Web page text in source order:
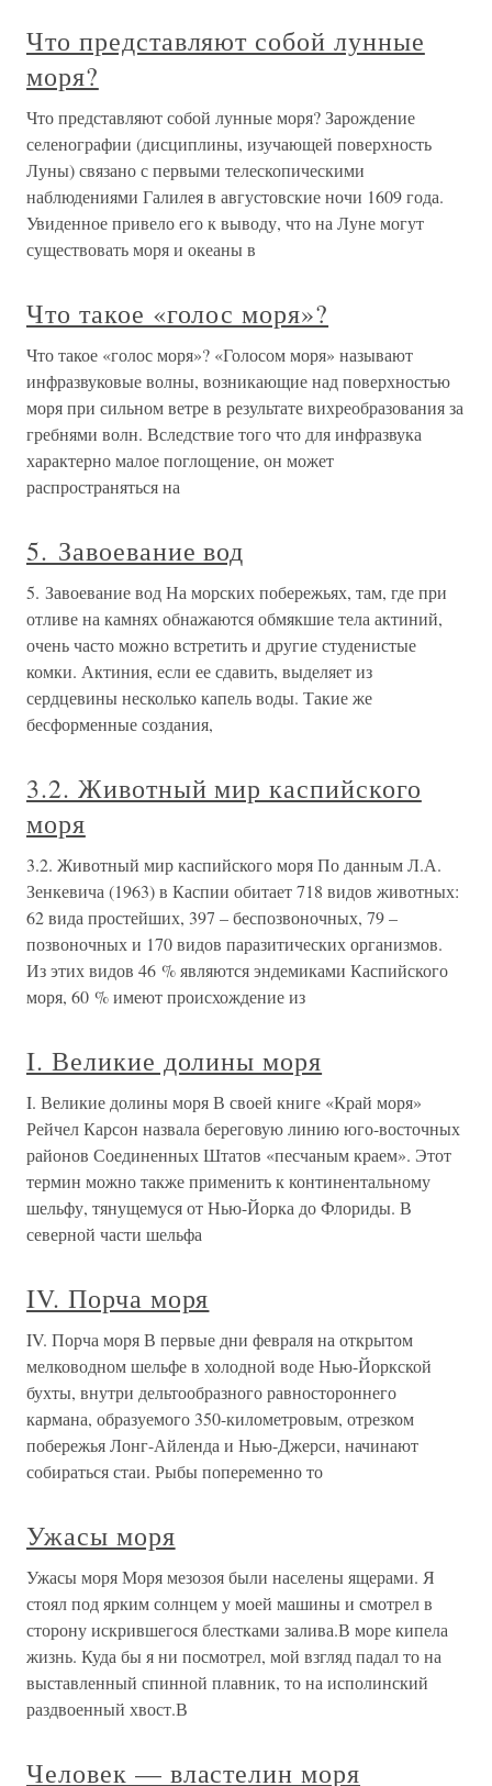
Что представляют собой лунные
моря?
Что представляют собой лунные моря? Зарождение
селенографии (дисциплины, изучающей поверхность
Луны) связано с первыми телескопическими
наблюдениями Галилея в августовские ночи 1609 года.
Увиденное привело его к выводу, что на Луне могут
существовать моря и океаны в
Что такое «голос моря»?
Что такое «голос моря»? «Голосом моря» называют
инфразвуковые волны, возникающие над поверхностью
моря при сильном ветре в результате вихреобразования за
гребнями волн. Вследствие того что для инфразвука
характерно малое поглощение, он может
распространяться на
5. Завоевание вод
5. Завоевание вод На морских побережьях, там, где при
отливе на камнях обнажаются обмякшие тела актиний,
очень часто можно встретить и другие студенистые
комки. Актиния, если ее сдавить, выделяет из
сердцевины несколько капель воды. Такие же
бесформенные создания,
3.2. Животный мир каспийского
моря
3.2. Животный мир каспийского моря По данным Л.А.
Зенкевича (1963) в Каспии обитает 718 видов животных:
62 вида простейших, 397 – беспозвоночных, 79 –
позвоночных и 170 видов паразитических организмов.
Из этих видов 46 % являются эндемиками Каспийского
моря, 60 % имеют происхождение из
I. Великие долины моря
I. Великие долины моря В своей книге «Край моря»
Рейчел Карсон назвала береговую линию юго-восточных
районов Соединенных Штатов «песчаным краем». Этот
термин можно также применить к континентальному
шельфу, тянущемуся от Нью-Йорка до Флориды. В
северной части шельфа
IV. Порча моря
IV. Порча моря В первые дни февраля на открытом
мелководном шельфе в холодной воде Нью-Йоркской
бухты, внутри дельтообразного равностороннего
кармана, образуемого 350-километровым, отрезком
побережья Лонг-Айленда и Нью-Джерси, начинают
собираться стаи. Рыбы попеременно то
Ужасы моря
Ужасы моря Моря мезозоя были населены ящерами. Я
стоял под ярким солнцем у моей машины и смотрел в
сторону искрившегося блестками залива.В море кипела
жизнь. Куда бы я ни посмотрел, мой взгляд падал то на
выставленный спинной плавник, то на исполинский
раздвоенный хвост.В
Человек — властелин моря